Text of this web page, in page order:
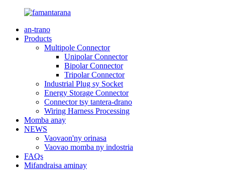
an-trano
Products
Multipole Connector
Unipolar Connector
Bipolar Connector
Tripolar Connector
Industrial Plug sy Socket
Energy Storage Connector
Connector tsy tantera-drano
Wiring Harness Processing
Momba anay
NEWS
Vaovaon'ny orinasa
Vaovao momba ny indostria
FAQs
Mifandraisa aminay